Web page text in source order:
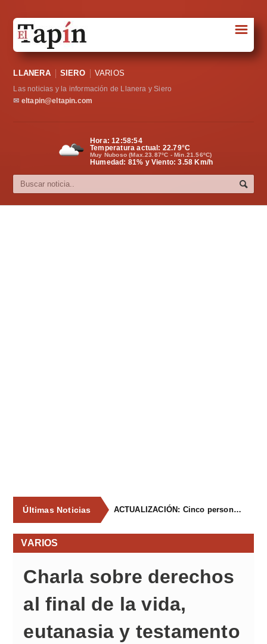
Sociedad
Política
Cultura
☰
LLANERA SIERO VARIOS
Las noticias y la información de Llanera y Siero
✉ eltapin@eltapin.com
Hora:12:58:55
Temperatura actual: 22.79°C
Muy Nuboso (Max.23.87ºC - Min.21.56ºC)
Humedad: 81% y Viento: 3.58 Km/h
Últimas Noticias La Asociación de Vecinos de Tiñana propone al Ayuntamiento medidas para frenar los vertidos incontrolados de enseres
VARIOS
Charla sobre derechos
al final de la vida,
eutanasia y testamento